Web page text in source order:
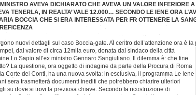
MINISTRO AVEVA DICHIARATO CHE AVEVA UN VALORE INFERIORE
TENERLA, IN REALTA’ VALE 12.000… SECONDO LE IENE ORA
BOCCIA CHE SI ERA INTERESSATA PER FR OTTENERE LA
nuovi dettagli sul caso Boccia-gate. Al centro dell’attenzione ora è la
dal valore di circa 12mila euro, donata dal sindaco della città
Lo Sapio all’ex ministro Gennaro Sangiuliano. Il dilemma è: che fine
La questione, ora oggetto di indagine da parte della Procura di Roma
Corte dei Conti, ha una nuova svolta: in esclusiva, il programma Le Iene
sera trasmetterà documenti inediti che potrebbero chiarire ulteriori
su dove si trovi la preziosa chiave. Secondo la ricostruzione di